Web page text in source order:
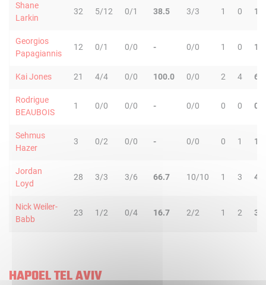
Shane
Larkin
32 5/12 0/1 38.5 3/3 1 0 1
Georgios
Papagiannis
12 0/1 0/0 - 0/0 1 0 1
Kai Jones 21 4/4 0/0 100.0 0/0 2 4 6
Rodrigue
BEAUBOIS
1 0/0 0/0 - 0/0 0 0 0
Sehmus
Hazer
3 0/2 0/0 - 0/0 0 1 1
Jordan
Loyd
28 3/3 3/6 66.7 10/10 1 3 4
Nick Weiler-
Babb
23 1/2 0/4 16.7 2/2 1 2 3
HAPOEL TEL AVIV